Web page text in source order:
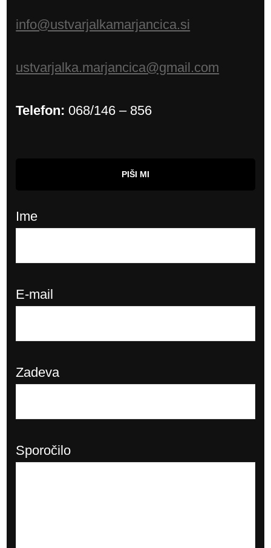
info@ustvarjalkamarjancica.si
ustvarjalka.marjancica@gmail.com
Telefon:068/146 – 856
PIŠI MI
Ime
E-mail
Zadeva
Sporočilo